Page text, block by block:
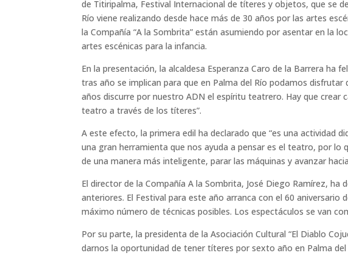
de Titiripalma, Festival Internacional de títeres y objetos, que se
Río viene realizando desde hace más de 30 años por las artes
la Compañía “A la Sombrita” están asumiendo por asentar en la
artes escénicas para la infancia.
En la presentación, la alcaldesa Esperanza Caro de la Barrera ha
tras año se implican para que en Palma del Río podamos
años discurre por nuestro ADN el espíritu teatrero. Hay que
teatro a través de los títeres”.
A este efecto, la primera edil ha declarado que “es una actividad
una gran herramienta que nos ayuda a pensar es el teatro, por
de una manera más inteligente, parar las máquinas y avanzar
El director de la Compañía A la Sombrita, José Diego Ramírez,
anteriores. El Festival para este año arranca con el 60
máximo número de técnicas posibles. Los espectáculos se van
Por su parte, la presidenta de la Asociación Cultural “El Diablo
darnos la oportunidad de tener títeres por sexto año en Palma del